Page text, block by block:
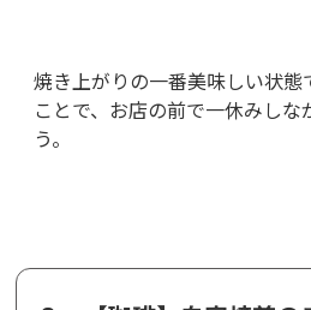
焼き上がりの一番美味しい状態
ことで、お店の前で一休みしな
う。